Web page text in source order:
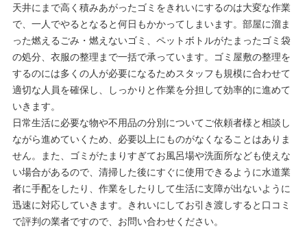
天井にまで高く積みあがったゴミをきれいにするのは大変な作業
で、一人でやるとなると何日もかかってしまいます。部屋に溜ま
った燃えるごみ・燃えないゴミ、ペットボトルがたまったゴミ袋
の処分、衣服の整理まで一括で承っています。ゴミ屋敷の整理を
するのには多くの人が必要になるためスタッフも規模に合わせて
適切な人員を確保し、しっかりと作業を分担して効率的に進めて
いきます。
日常生活に必要な物や不用品の分別についてご依頼者様と相談し
ながら進めていくため、必要以上にものがなくなることはありま
せん。また、ゴミがたまりすぎてお風呂場や洗面所なども使えな
い場合があるので、清掃した後にすぐに使用できるように水道業
者に手配をしたり、作業をしたりして生活に支障が出ないように
迅速に対応していきます。きれいにしてお引き渡しすると口コミ
で評判の業者ですので、お問い合わせください。